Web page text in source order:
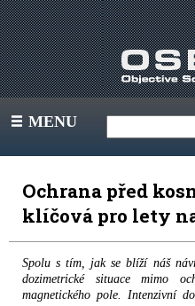
III MENU
Ochrana před
klíčová pro lety
Spolu s tím, jak se blíží náš
dozimetrické situace mimo
magnetického pole. Intenzivní